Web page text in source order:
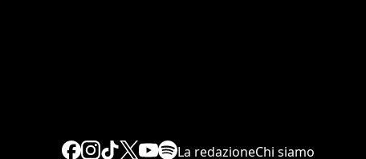
La redazioneChi siamo